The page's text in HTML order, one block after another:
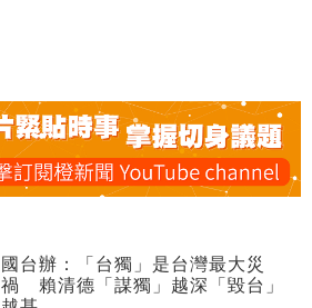
​國台辦：「台獨」是台灣最大災
禍 賴清德「謀獨」越深「毀台」